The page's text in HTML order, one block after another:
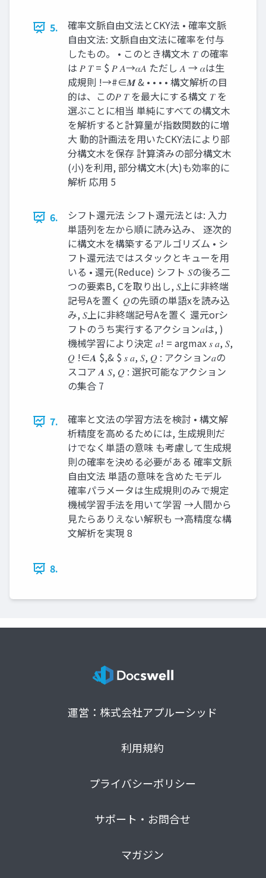
5.
確率⽂脈⾃由⽂法とCKY法 • 確率⽂脈
⾃由⽂法: ⽂脈⾃由⽂法に確率を付与
したもの。 • このとき構⽂⽊ 𝑇 の確率
は 𝑃 𝑇 = $ 𝑃 𝐴→𝛼𝐴 ただし 𝐴 → 𝛼は⽣
成規則 !→#∈𝑴 & • • • • 構⽂解析の⽬
的は、この𝑃 𝑇 を最⼤にする構⽂ 𝑇 を
選ぶことに相当 単純にすべての構⽂⽊
を解析すると計算量が指数関数的に増
⼤ 動的計画法を⽤いたCKY法により部
分構⽂⽊を保存 計算済みの部分構⽂⽊
(⼩)を利⽤, 部分構⽂⽊(⼤)も効率的に
解析 応⽤ 5
6.
シフト還元法 シフト還元法とは: ⼊⼒
単語列を左から順に読み込み、 逐次的
に構⽂⽊を構築するアルゴリズム • シ
フト還元法ではスタックとキューを⽤
いる • 還元(Reduce) シフト 𝑆の後ろ⼆
つの要素B, Cを取り出し, 𝑆上に⾮終端
記号Aを置く 𝑄の先頭の単語xを読み込
み, 𝑆上に⾮終端記号Aを置く 還元orシ
フトのうち実⾏するアクション𝑎は, )
機械学習により決定 𝑎! = argmax 𝑠 𝑎, 𝑆,
𝑄 !∈𝑨 $,& $ 𝑠 𝑎, 𝑆, 𝑄 : アクション𝑎の
スコア 𝑨 𝑆, 𝑄 : 選択可能なアクション
の集合 7
7.
確率と⽂法の学習⽅法を検討 • 構⽂解
析精度を⾼めるためには, ⽣成規則だ
けでなく単語の意味 も考慮して⽣成規
則の確率を決める必要がある 確率⽂脈
⾃由⽂法 単語の意味を含めたモデル
確率パラメータは⽣成規則のみで規定
機械学習⼿法を⽤いて学習 →⼈間から
⾒たらありえない解釈も →⾼精度な構
⽂解析を実現 8
8.
運営：株式会社アプルーシッド
利用規約
プライバシーポリシー
サポート・お問合せ
マガジン